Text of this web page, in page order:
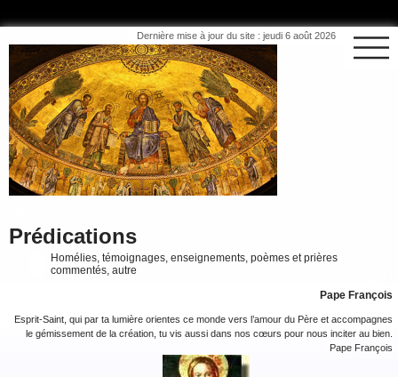
Dernière mise à jour du site : jeudi 6 août 2026
Prédications
Homélies, témoignages, enseignements, poèmes et prières
commentés, autre
Pape François
Esprit-Saint, qui par ta lumière orientes ce monde vers l’amour du Père et accompagnes
le gémissement de la création, tu vis aussi dans nos cœurs pour nous inciter au bien.
Pape François